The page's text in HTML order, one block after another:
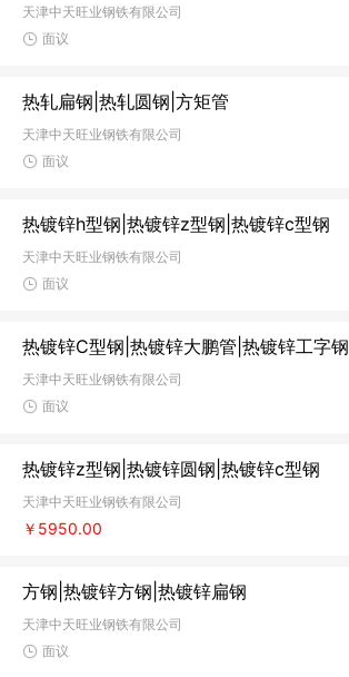
天津中天旺业钢铁有限公司
面议
热轧扁钢|热轧圆钢|方矩管
天津中天旺业钢铁有限公司
面议
热镀锌h型钢|热镀锌z型钢|热镀锌c型钢
天津中天旺业钢铁有限公司
面议
热镀锌C型钢|热镀锌大鹏管|热镀锌工字钢
天津中天旺业钢铁有限公司
面议
热镀锌z型钢|热镀锌圆钢|热镀锌c型钢
天津中天旺业钢铁有限公司
￥5950.00
方钢|热镀锌方钢|热镀锌扁钢
天津中天旺业钢铁有限公司
面议